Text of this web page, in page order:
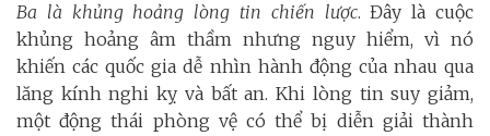
Ba là khủng hoảng lòng tin chiến lược. Đây là cuộc
khủng hoảng âm thầm nhưng nguy hiểm, vì nó
khiến các quốc gia dễ nhìn hành động của nhau qua
lăng kính nghi kỵ và bất an. Khi lòng tin suy giảm,
một động thái phòng vệ có thể bị diễn giải thành